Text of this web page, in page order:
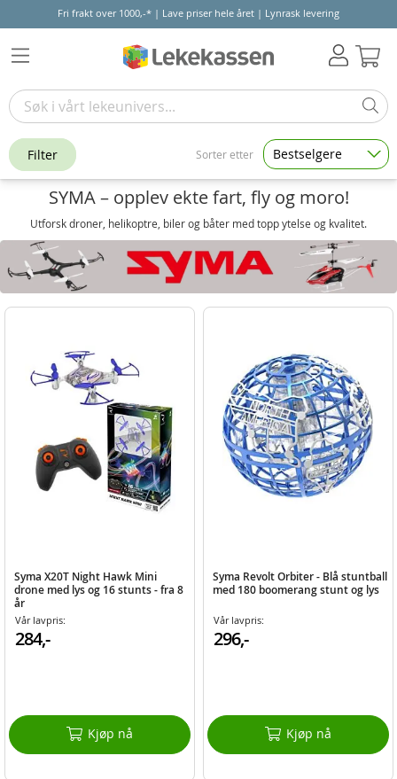
Fri frakt over 1000,-* | Lave priser hele året | Lynrask levering
SYMA – opplev ekte fart, fly og moro!
Utforsk droner, helikoptre, biler og båter med topp ytelse og kvalitet.
Syma X20T Night Hawk Mini
drone med lys og 16 stunts - fra 8
år
Vår lavpris:
284,-
Kjøp nå
Syma Revolt Orbiter - Blå stuntball
med 180 boomerang stunt og lys
Vår lavpris:
296,-
Kjøp nå
Filter Sorter etter Bestselgere